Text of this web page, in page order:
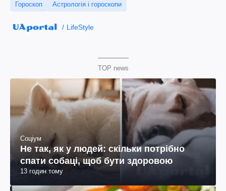
Гороскоп Астрологія і гороскопи
LifeStyle
TOP news
Соціум
Не так, як у людей: скільки потрібно
спати собаці, щоб бути здоровою
13 годин тому